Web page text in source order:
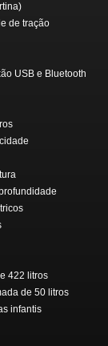
de tração
USB e Bluetooth
422 litros
de 50 litros
infantis